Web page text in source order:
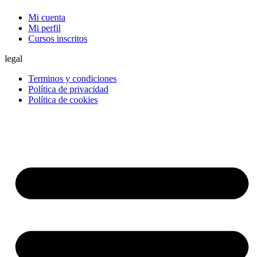
Mi cuenta
Mi perfil
Cursos inscritos
legal
Terminos y condiciones
Política de privacidad
Política de cookies